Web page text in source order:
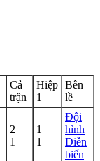
Cả
trận
Hiệp
1
Bên
lề
2
1
1
1
Đội
hình
Diễn
biến